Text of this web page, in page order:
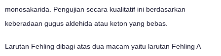
monosakarida. Pengujian secara kualitatif ini berdasarkan
keberadaan gugus aldehida atau keton yang bebas.
Larutan Fehling dibagi atas dua macam yaitu larutan Fehling A